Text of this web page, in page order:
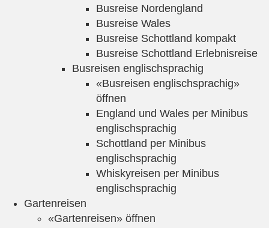
Busreise Nordengland
Busreise Wales
Busreise Schottland kompakt
Busreise Schottland Erlebnisreise
Busreisen englischsprachig
«Busreisen englischsprachig»
öffnen
England und Wales per Minibus
englischsprachig
Schottland per Minibus
englischsprachig
Whiskyreisen per Minibus
englischsprachig
Gartenreisen
«Gartenreisen» öffnen